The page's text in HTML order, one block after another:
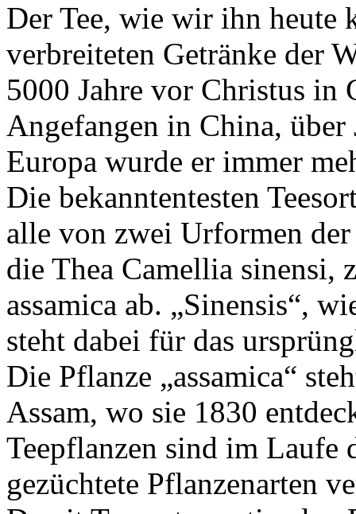
Der Tee, wie wir ihn heute
verbreiteten Getränke der
5000 Jahre vor Christus in
Angefangen in China,
Europa wurde er immer
Die bekanntentesten
alle von zwei Urformen
die Thea Camellia sinensi,
assamica ab. „Sinensis“,
steht dabei für das
Die Pflanze „assamica“
Assam, wo sie 1830
Teepflanzen sind im Laufe
gezüchtete Pflanzenarten